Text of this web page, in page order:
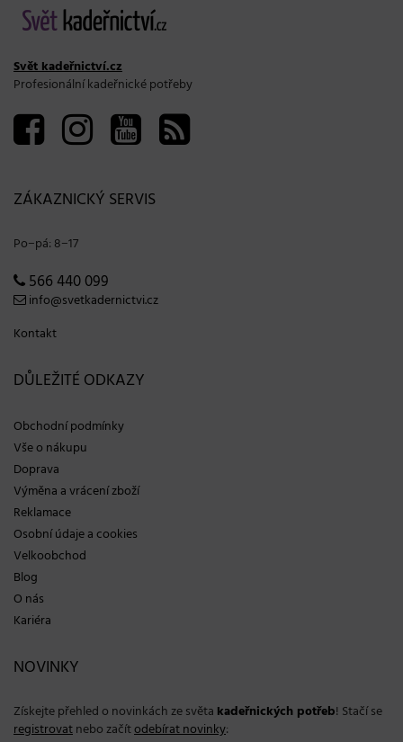
Svět kadeřnictví.cz
Profesionální kadeřnické potřeby
ZÁKAZNICKÝ SERVIS
Po−pá: 8−17
566 440 099
info@svetkadernictvi.cz
Kontakt
DŮLEŽITÉ ODKAZY
Obchodní podmínky
Vše o nákupu
Doprava
Výměna a vrácení zboží
Reklamace
Osobní údaje a cookies
Velkoobchod
Blog
O nás
Kariéra
NOVINKY
Získejte přehled o novinkách ze světa kadeřnických potřeb! Stačí se
registrovatnebo začítodebírat novinky: